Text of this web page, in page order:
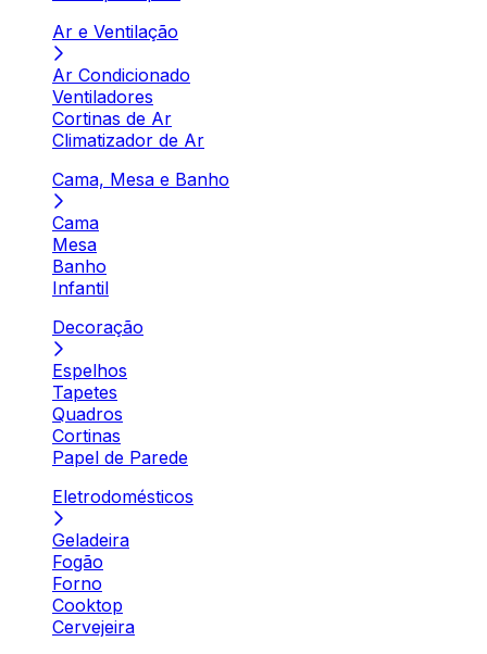
Ar e Ventilação
Ar Condicionado
Ventiladores
Cortinas de Ar
Climatizador de Ar
Cama, Mesa e Banho
Cama
Mesa
Banho
Infantil
Decoração
Espelhos
Tapetes
Quadros
Cortinas
Papel de Parede
Eletrodomésticos
Geladeira
Fogão
Forno
Cooktop
Cervejeira